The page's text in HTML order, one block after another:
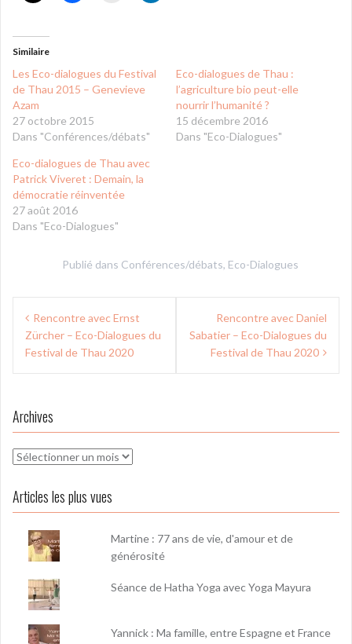
Similaire
Les Eco-dialogues du Festival
de Thau 2015 – Genevieve
Azam
27 octobre 2015
Dans "Conférences/débats"
Eco-dialogues de Thau :
l’agriculture bio peut-elle
nourrir l’humanité ?
15 décembre 2016
Dans "Eco-Dialogues"
Eco-dialogues de Thau avec
Patrick Viveret : Demain, la
démocratie réinventée
27 août 2016
Dans "Eco-Dialogues"
Publié dans Conférences/débats, Eco-Dialogues
Navigation
de
l’article
Rencontre avec Ernst
Zürcher – Eco-Dialogues du
Festival de Thau 2020
Rencontre avec Daniel
Sabatier – Eco-Dialogues du
Festival de Thau 2020
Archives
Archives
Articles les plus vues
Martine : 77 ans de vie, d'amour et de
générosité
Séance de Hatha Yoga avec Yoga Mayura
Yannick : Ma famille, entre Espagne et France